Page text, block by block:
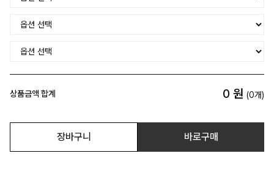
상품금액 합계 0 원 (0개)
장바구니 바로구매